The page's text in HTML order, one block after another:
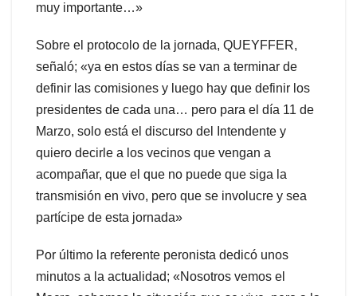
muy importante…»
Sobre el protocolo de la jornada, QUEYFFER,
señaló; «ya en estos días se van a terminar de
definir las comisiones y luego hay que definir los
presidentes de cada una… pero para el día 11 de
Marzo, solo está el discurso del Intendente y
quiero decirle a los vecinos que vengan a
acompañar, que el que no puede que siga la
transmisión en vivo, pero que se involucre y sea
partícipe de esta jornada»
Por último la referente peronista dedicó unos
minutos a la actualidad; «Nosotros vemos el